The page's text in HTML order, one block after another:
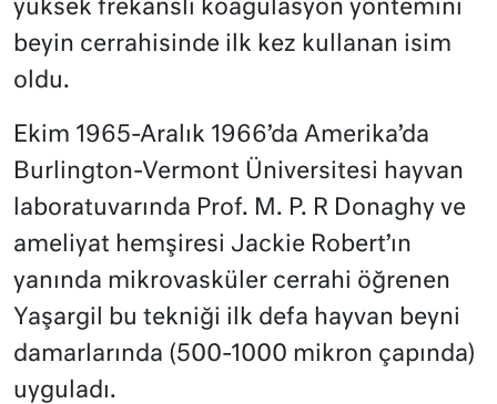
yüksek frekanslı koagülasyon yöntemini
beyin cerrahisinde ilk kez kullanan isim
oldu.
Ekim 1965-Aralık 1966’da Amerika’da
Burlington-Vermont Üniversitesi hayvan
laboratuvarında Prof. M. P. R Donaghy ve
ameliyat hemşiresi Jackie Robert’ın
yanında mikrovasküler cerrahi öğrenen
Yaşargil bu tekniği ilk defa hayvan beyni
damarlarında (500-1000 mikron çapında)
uyguladı.